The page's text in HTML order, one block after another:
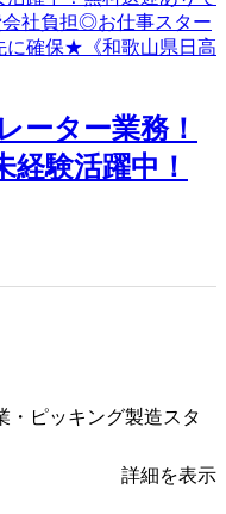
ーター業務！
験活躍中！
・ピッキング製造スタ
詳細を表示